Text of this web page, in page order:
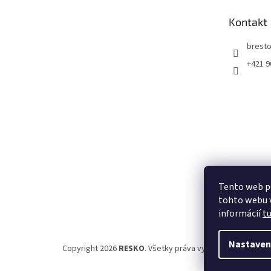
Tento web
tohto webu
informáciítu
Kontakt
+421
Copyright 2026 RESKO. Všetky práva vyhradené.